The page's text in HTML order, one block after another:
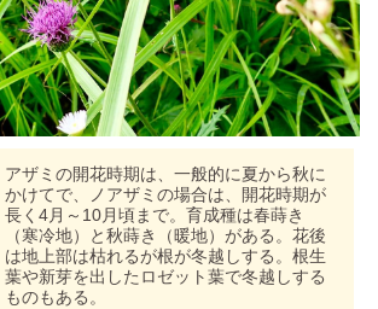
アザミの開花時期は、一般的に夏から秋に
かけてで、ノアザミの場合は、開花時期が
長く4月～10月頃まで。育成種は春蒔き
（寒冷地）と秋蒔き（暖地）がある。花後
は地上部は枯れるが根が冬越しする。根生
葉や新芽を出したロゼット葉で冬越しする
ものもある。